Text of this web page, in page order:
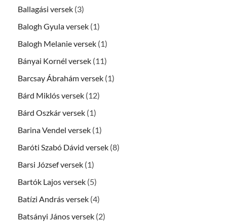
Ballagási versek (3)
Balogh Gyula versek (1)
Balogh Melanie versek (1)
Bányai Kornél versek (11)
Barcsay Ábrahám versek (1)
Bárd Miklós versek (12)
Bárd Oszkár versek (1)
Barina Vendel versek (1)
Baróti Szabó Dávid versek (8)
Barsi József versek (1)
Bartók Lajos versek (5)
Batízi András versek (4)
Batsányi János versek (2)